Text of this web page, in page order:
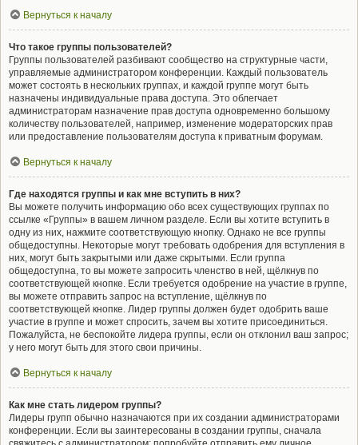
Вернуться к началу
Что такое группы пользователей?
Группы пользователей разбивают сообщество на структурные части,
управляемые администратором конференции. Каждый пользователь
может состоять в нескольких группах, и каждой группе могут быть
назначены индивидуальные права доступа. Это облегчает
администраторам назначение прав доступа одновременно большому
количеству пользователей, например, изменение модераторских прав
или предоставление пользователям доступа к приватным форумам.
Вернуться к началу
Где находятся группы и как мне вступить в них?
Вы можете получить информацию обо всех существующих группах по
ссылке «Группы» в вашем личном разделе. Если вы хотите вступить в
одну из них, нажмите соответствующую кнопку. Однако не все группы
общедоступны. Некоторые могут требовать одобрения для вступления в
них, могут быть закрытыми или даже скрытыми. Если группа
общедоступна, то вы можете запросить членство в ней, щёлкнув по
соответствующей кнопке. Если требуется одобрение на участие в группе,
вы можете отправить запрос на вступление, щёлкнув по
соответствующей кнопке. Лидер группы должен будет одобрить ваше
участие в группе и может спросить, зачем вы хотите присоединиться.
Пожалуйста, не беспокойте лидера группы, если он отклонил ваш запрос;
у него могут быть для этого свои причины.
Вернуться к началу
Как мне стать лидером группы?
Лидеры групп обычно назначаются при их создании администраторами
конференции. Если вы заинтересованы в создании группы, сначала